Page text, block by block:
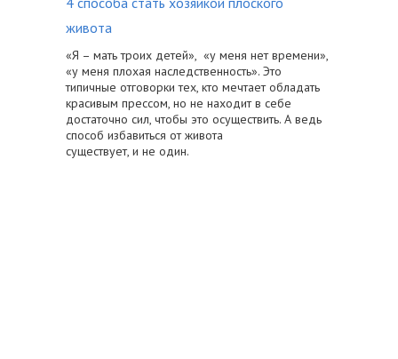
живота
«Я – мать троих детей», «у меня нет времени»,
«у меня плохая наследственность». Это
типичные отговорки тех, кто мечтает обладать
красивым прессом, но не находит в себе
достаточно сил, чтобы это осуществить. А ведь
способ избавиться от живота
существует, и не один.